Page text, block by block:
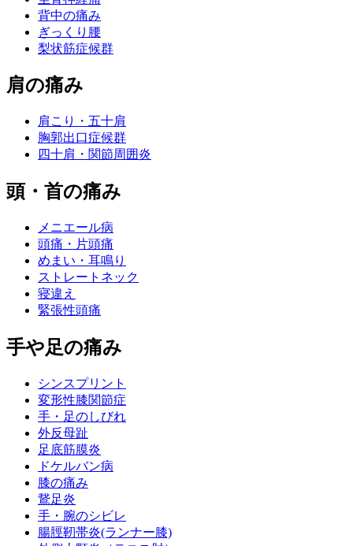
背中の痛み
ぎっくり腰
梨状筋症候群
肩の痛み
肩こり・五十肩
胸郭出口症候群
四十肩・関節周囲炎
頭・首の痛み
メニエール病
頭痛・片頭痛
めまい・耳鳴り
ストレートネック
寝違え
緊張性頭痛
手や足の痛み
シンスプリント
変形性膝関節症
手・足のしびれ
外反母趾
足底筋膜炎
ドケルバン病
膝の痛み
鵞足炎
手・腕のシビレ
腸脛靭帯炎(ランナー膝)